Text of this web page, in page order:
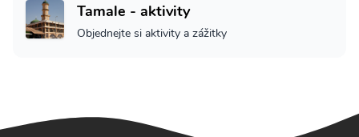
Tamale - aktivity
Objednejte si aktivity a zážitky